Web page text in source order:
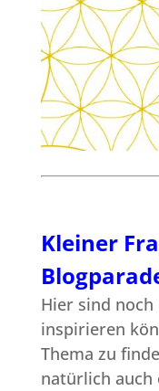
Kleiner
Hier sind noch
inspirieren
Thema zu
natürlich auch